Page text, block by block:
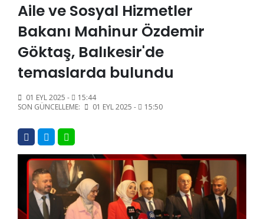
Aile ve Sosyal Hizmetler
Bakanı Mahinur Özdemir
Göktaş, Balıkesir'de
temaslarda bulundu
01 EYL 2025 -
15:44
SON GÜNCELLEME:
01 EYL 2025 - 15:50